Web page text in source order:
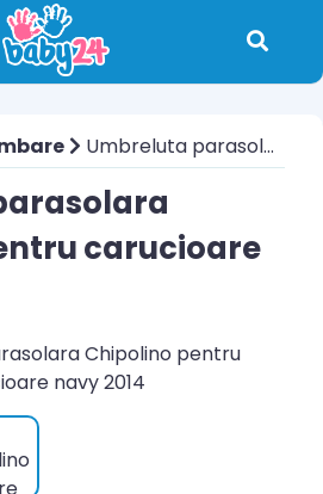
Umbreluta parasolara Chipolino pentru carucioare navy 2014
carucioare